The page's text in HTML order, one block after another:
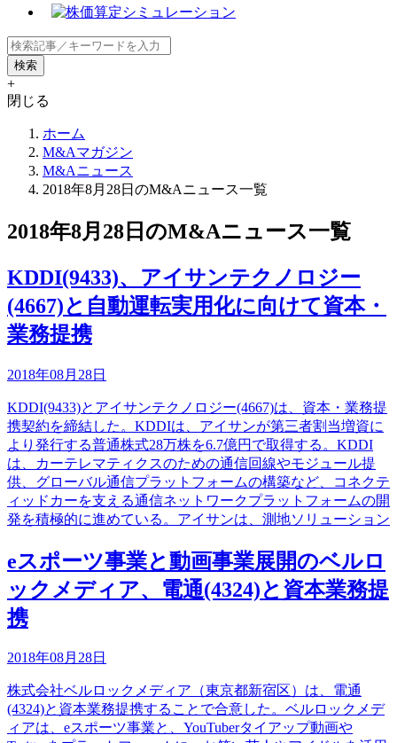
+
閉じる
ホーム
M&Aマガジン
M&Aニュース
2018年8月28日のM&Aニュース一覧
2018年8月28日のM&Aニュース一覧
KDDI(9433)、アイサンテクノロジー
(4667)と自動運転実用化に向けて資本・
業務提携
2018年08月28日
KDDI(9433)とアイサンテクノロジー(4667)は、資本・業務提
携契約を締結した。KDDIは、アイサンが第三者割当増資に
より発行する普通株式28万株を6.7億円で取得する。KDDI
は、カーテレマティクスのための通信回線やモジュール提
供、グローバル通信プラットフォームの構築など、コネクテ
ィッドカーを支える通信ネットワークプラットフォームの開
発を積極的に進めている。アイサンは、測地ソリューション
eスポーツ事業と動画事業展開のベルロ
ックメディア、電通(4324)と資本業務提
携
2018年08月28日
株式会社ベルロックメディア（東京都新宿区）は、電通
(4324)と資本業務提携することで合意した。ベルロックメデ
ィアは、eスポーツ事業と、YouTuberタイアップ動画や